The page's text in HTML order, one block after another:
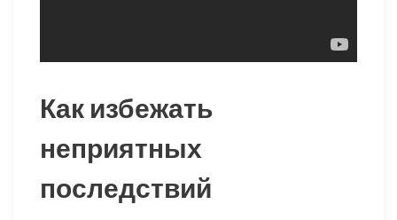
Как избежать
неприятных
последствий